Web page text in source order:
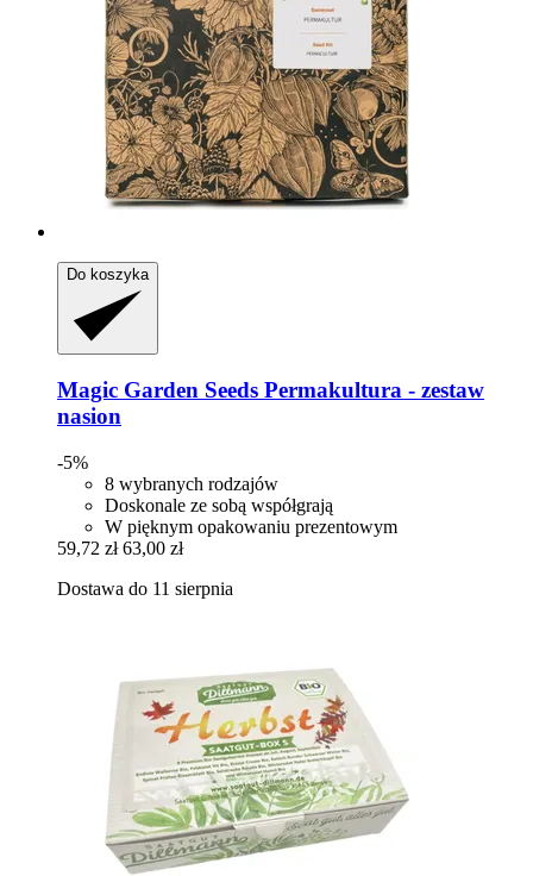
Do koszyka
Magic Garden Seeds Permakultura -​ zestaw
nasion
-5%
8 wybranych rodzajów
Doskonale ze sobą współgrają
W pięknym opakowaniu prezentowym
59,72 zł 63,00 zł
Dostawa do 11 sierpnia